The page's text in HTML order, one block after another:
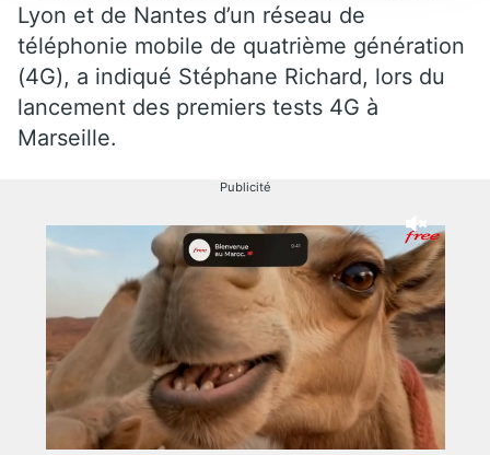
Lyon et de Nantes d’un réseau de
téléphonie mobile de quatrième génération
(4G), a indiqué Stéphane Richard, lors du
lancement des premiers tests 4G à
Marseille.
Publicité